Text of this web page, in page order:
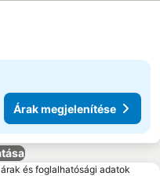
Árak megjelenítése
és foglalhatósági adatok